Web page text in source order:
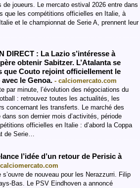
joueurs. Le mercato estival 2026 entre dans
que les compétitions officielles en Italie, à
et le championnat de Serie A, prennent leur
DIRECT : La Lazio s’intéresse à
obtenir Sabitzer. L’Atalanta se
que Couto rejoint officiellement le
le Genoa. - calciomercato.com
par minute, l’évolution des négociations du
: retrouvez toutes les actualités, les
concernant les transferts. Le marché des
son dernier mois d’activités, période
officielles en Italie : d’abord la Coppa
de Serie…
l’idée d’un retour de Perisic à
s’ouvre de nouveau pour les Nerazzurri. Filip
Bas. Le PSV Eindhoven a annoncé